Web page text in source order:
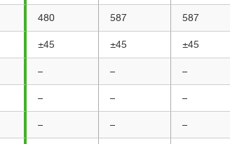
480 587 587
±45 ±45 ±45
– – –
– – –
– – –